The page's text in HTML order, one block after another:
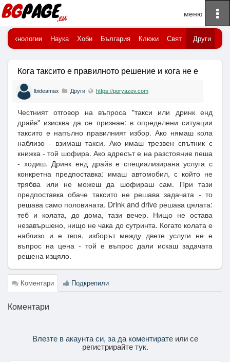
Начало
Технологии Наука Хоби България Клюки Свят Други
Кога таксито е правилното решение и кога не е
lbideamax Други https://poryazov.com
Честният отговор на въпроса "такси или дринк енд
драйв" изисква да се признае: в определени ситуации
таксито е напълно правилният избор. Ако нямаш кола
наблизо - взимаш такси. Ако имаш трезвен спътник с
книжка - той шофира. Ако адресът е на разстояние пеша
- ходиш. Дринк енд драйв е специализирана услуга с
конкретна предпоставка: имаш автомобил, с който не
трябва или не можеш да шофираш сам. При тази
предпоставка обаче таксито не решава задачата - то
решава само половината. Drink and drive решава цялата:
теб и колата, до дома, тази вечер. Нищо не остава
незавършено, нищо не чака до сутринта. Когато колата е
наблизо и е твоя, изборът между двете услуги не е
въпрос на цена - той е въпрос дали искаш задачата
решена изцяло.
Коментари Подкрепили
Коментари
Влезте в акаунта си, за да коментиратеили се
регистрирайтетук.